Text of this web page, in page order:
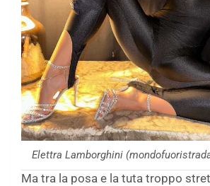
Elettra Lamborghini
Ma tra la posa e la tuta troppo